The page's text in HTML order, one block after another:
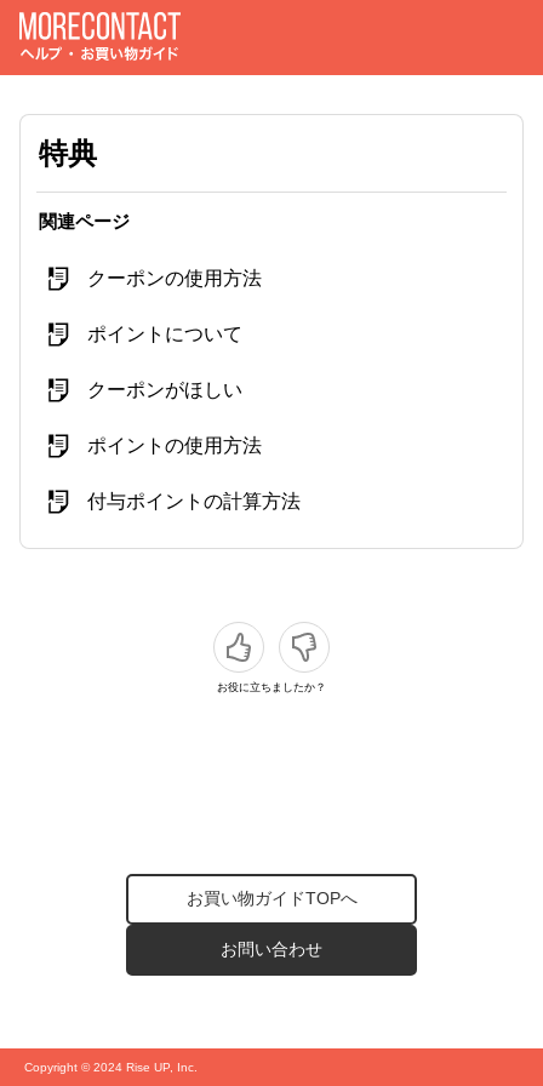
特典
お役に立ちましたか？
関連ページ
クーポンの使用方法
ポイントについて
クーポンがほしい
ポイントの使用方法
付与ポイントの計算方法
お買い物ガイドTOPへ
お問い合わせ
Copyright © 2024 Rise UP, Inc.